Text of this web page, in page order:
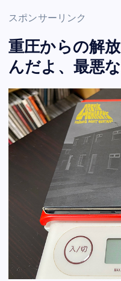
スポンサーリンク
重圧からの解
んだよ、最悪